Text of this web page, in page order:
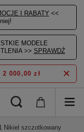
I RABATY <<
MODELE
>> SPRAWDŹ
2 000,00 zł
Nikiel szczotkowany